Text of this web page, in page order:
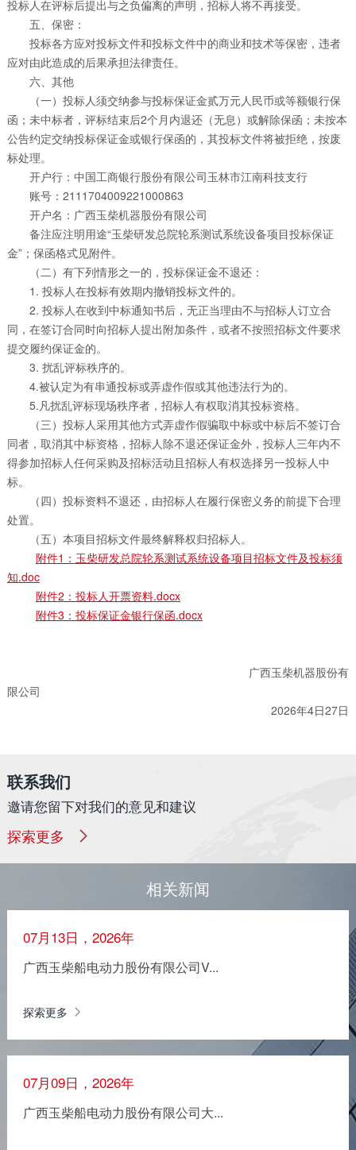
投标人在评标后提出与之负偏离的声明，招标人将不再接受。
五、保密：
投标各方应对投标文件和投标文件中的商业和技术等保密，违者
应对由此造成的后果承担法律责任。
六、其他
（一）投标人须交纳参与投标保证金贰万元人民币或等额银行保
函；未中标者，评标结束后2个月内退还（无息）或解除保函；未按本
公告约定交纳投标保证金或银行保函的，其投标文件将被拒绝，按废
标处理。
开户行：中国工商银行股份有限公司玉林市江南科技支行
账号：2111704009221000863
开户名：广西玉柴机器股份有限公司
备注应注明用途“玉柴研发总院轮系测试系统设备项目投标保证
金”；保函格式见附件。
（二）有下列情形之一的，投标保证金不退还：
1. 投标人在投标有效期内撤销投标文件的。
2. 投标人在收到中标通知书后，无正当理由不与招标人订立合
同，在签订合同时向招标人提出附加条件，或者不按照招标文件要求
提交履约保证金的。
3. 扰乱评标秩序的。
4.被认定为有串通投标或弄虚作假或其他违法行为的。
5.凡扰乱评标现场秩序者，招标人有权取消其投标资格。
（三）投标人采用其他方式弄虚作假骗取中标或中标后不签订合
同者，取消其中标资格，招标人除不退还保证金外，投标人三年内不
得参加招标人任何采购及招标活动且招标人有权选择另一投标人中
标。
（四）投标资料不退还，由招标人在履行保密义务的前提下合理
处置。
（五）本项目招标文件最终解释权归招标人。
附件1：玉柴研发总院轮系测试系统设备项目招标文件及投标须
知.doc
附件2：投标人开票资料.docx
附件3：投标保证金银行保函.docx
广西玉柴机器股份有
限公司
2026年4日27日
联系我们
邀请您留下对我们的意见和建议
探索更多
相关新闻
07月13日，2026年
广西玉柴船电动力股份有限公司V...
探索更多
07月09日，2026年
广西玉柴船电动力股份有限公司大...